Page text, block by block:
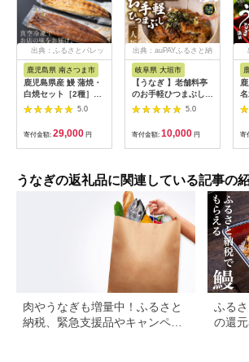
出典：ふるさとパレッ
ト
鹿児島県 南さつま市
鹿児島県産 鰻 蒲焼・
白焼セット［2種］う
なぎ専門店「万のせ」
加工品 詰め合わせ 詰
合わ ギフト 贈答 贈り
物 手土産 御祝 お祝い
鹿児島うなぎ 鰻 ウナ
の日 蒲焼き 白焼き う
な重 たれ だし 山椒
5.0
寄付金額: 29,000 円
出典：auPAYふるさと納
税
岐阜県 大垣市
【うなぎ 】老舗料亭
のお手軽ひつまぶし
国産 鰻 ごはん たれ
出汁つき 冷蔵便 1人
分 国産鰻 国産うなぎ
うな重 ひつまぶし 冷
蔵 ギフト プレゼント
るだけ 10000円 1万
円 料理店 玉子屋別館
玉辰楼 岐阜県 大垣市
5.0
寄付金額: 10,000 円
名
寄
うなぎの返礼品に関連している記事の
肉やうなぎも増量中！ふるさと
納税、緊急支援品やキャンペー
ふる
の還